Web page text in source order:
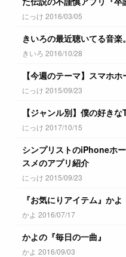
にっけ 2016/03/05
きいろの最近聴いてる音楽。
きいろ 2016/10/28
【今週のテーマ】スマホ
にっけ 2015/09/23
【ジャンル別】僕の好き
にっけ 2017/10/15
シンプリストのiPhoneホ
スメのアプリ紹介
にっけ 2015/09/23
『お気にりアイテム』かよ
かよ 2016/07/17
かよの『毎日の一曲』
かよ 2016/09/03